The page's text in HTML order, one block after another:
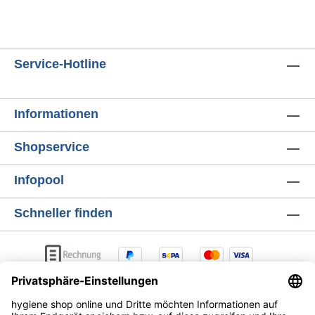
155 mm Höhe: 17 mm Ideal für nachhaltige
Gastronomie & Take-Away Ob Street Food,
umweltfreundlichen Deckeln setzen Sie auf
eine nachhaltige Verpackungslösung, die
ökologische Verantwortung mit hoher
Funktionalität verbindet.
Service-Hotline
Informationen
Shopservice
Infopool
Schneller finden